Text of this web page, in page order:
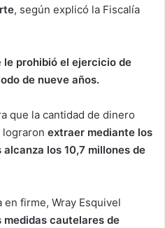
, según explicó la Fiscalía
le prohibió el ejercicio de
de nueve años.
que la cantidad de dinero
lograron extraer mediante los
los 10,7 millones de
firme, Wray Esquivel
medidas cautelares de